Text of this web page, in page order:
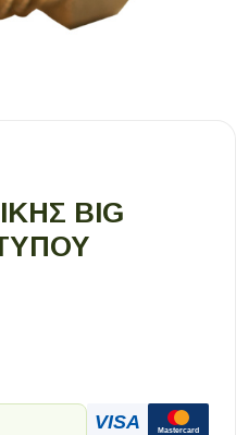
BIG
VISA Mastercard